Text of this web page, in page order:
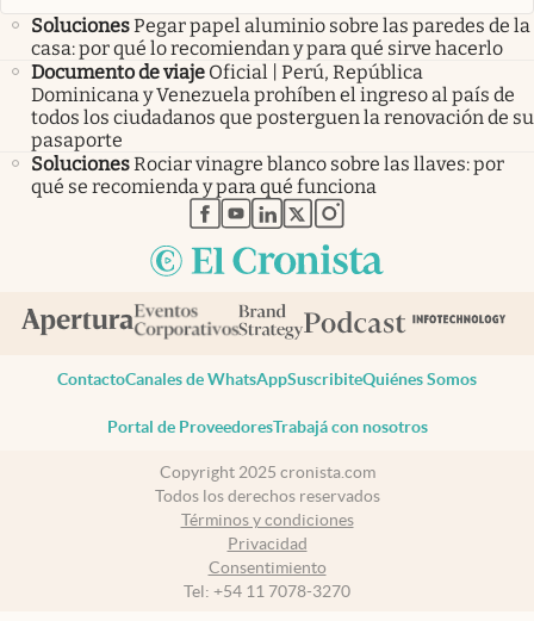
SolucionesPegar papel aluminio sobre las paredes de la
casa: por qué lo recomiendan y para qué sirve hacerlo
Documento de viaje Oficial | Perú, República
Dominicana y Venezuela prohíben el ingreso al país de
todos los ciudadanos que posterguen la renovación de su
pasaporte
SolucionesRociar vinagre blanco sobre las llaves: por
qué se recomienda y para qué funciona
abre en nueva pestaña
abre en nueva pestaña
abre en nueva pestaña
abre en nueva pestaña
abre en nueva pestaña
ContactoCanales de WhatsAppSuscribiteQuiénes Somos
Portal de ProveedoresTrabajá con nosotros
Copyright 2025 cronista.com
Todos los derechos reservados
Términos y condiciones
Privacidad
Consentimiento
Tel: +54 11 7078-3270